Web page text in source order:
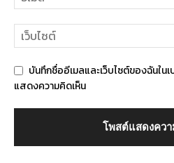
บันทึกชื่ออีเมลและเว็บไซต์ของฉันใน
แสดงความคิดเห็น